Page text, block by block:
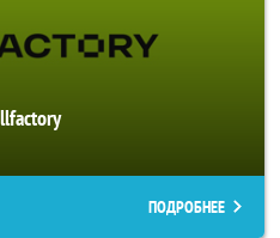
ПОДРОБНЕЕ